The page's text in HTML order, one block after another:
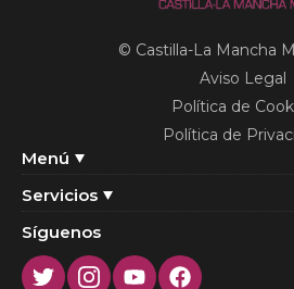
Menú
Servicios
© Castilla-La Mancha
Aviso Legal
Política de
Política de
Síguenos
TwitterInstagram
YoutubeFacebook